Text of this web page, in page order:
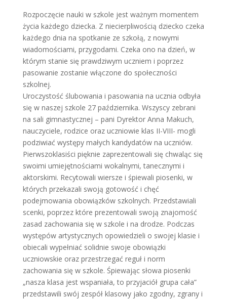
Rozpoczęcie nauki w szkole jest ważnym momentem
życia każdego dziecka. Z niecierpliwością dziecko czeka
każdego dnia na spotkanie ze szkołą, z nowymi
wiadomościami, przygodami. Czeka ono na dzień, w
którym stanie się prawdziwym uczniem i poprzez
pasowanie zostanie włączone do społeczności
szkolnej.
Uroczystość ślubowania i pasowania na ucznia odbyła
się w naszej szkole 27 października. Wszyscy zebrani
na sali gimnastycznej – pani Dyrektor Anna Makuch,
nauczyciele, rodzice oraz uczniowie klas II-VIII- mogli
podziwiać występy małych kandydatów na uczniów.
Pierwszoklasiści pięknie zaprezentowali się chwaląc się
swoimi umiejętnościami wokalnymi, tanecznymi i
aktorskimi. Recytowali wiersze i śpiewali piosenki, w
których przekazali swoją gotowość i chęć
podejmowania obowiązków szkolnych. Przedstawiali
scenki, poprzez które prezentowali swoją znajomość
zasad zachowania się w szkole i na drodze. Podczas
występów artystycznych opowiedzieli o swojej klasie i
obiecali wypełniać solidnie swoje obowiązki
uczniowskie oraz przestrzegać reguł i norm
zachowania się w szkole. Śpiewając słowa piosenki
„nasza klasa jest wspaniała, to przyjaciół grupa cała”
przedstawili swój zespół klasowy jako zgodny, zgrany i